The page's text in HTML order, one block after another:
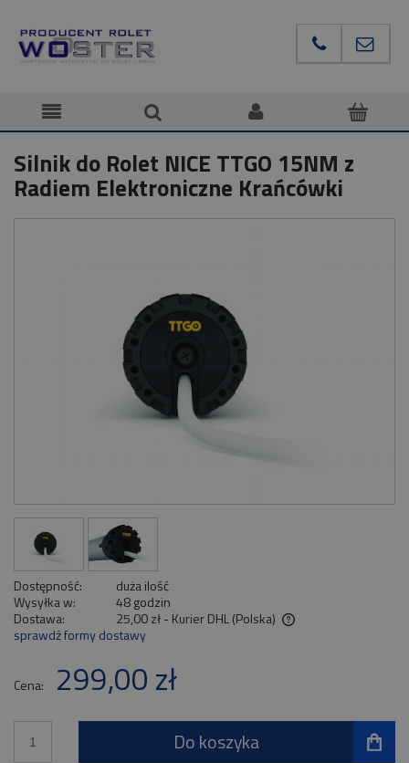
Silnik do Rolet NICE TTGO 15NM z
Radiem Elektroniczne Krańcówki
Dostępność:
duża ilość
Wysyłka w:
48 godzin
Dostawa:
25,00 zł - Kurier DHL (Polska)
Cena nie zawiera ewentualnych kosztów płatności
sprawdź formy dostawy
Cena: 299,00 zł
Do koszyka